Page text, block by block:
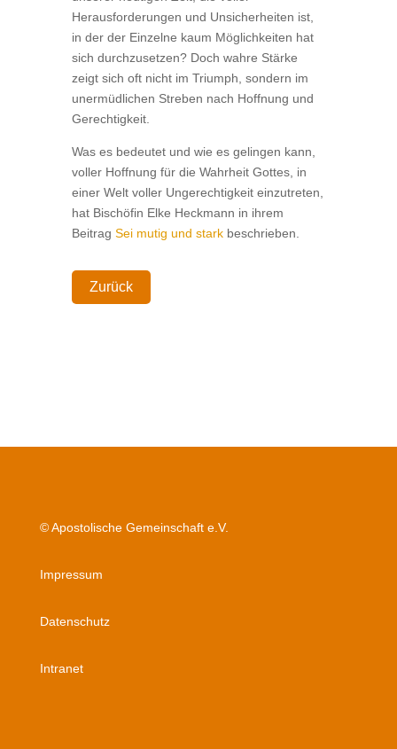
Herausforderungen und Unsicherheiten ist,
in der der Einzelne kaum Möglichkeiten hat
sich durchzusetzen? Doch wahre Stärke
zeigt sich oft nicht im Triumph, sondern im
unermüdlichen Streben nach Hoffnung und
Gerechtigkeit.
Was es bedeutet und wie es gelingen kann,
voller Hoffnung für die Wahrheit Gottes, in
einer Welt voller Ungerechtigkeit einzutreten,
hat Bischöfin Elke Heckmann in ihrem
Beitrag Sei mutig und starkbeschrieben.
Zurück
© Apostolische Gemeinschaft e.V.
Impressum
Datenschutz
Intranet